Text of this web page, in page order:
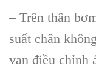
– Trên thân
suất chân
van điều chỉnh